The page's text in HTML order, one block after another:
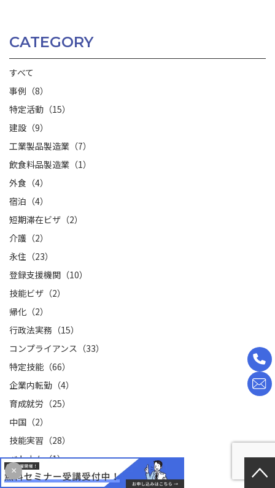
CATEGORY
すべて
事例（8）
特定活動（15）
建設（9）
工業製品製造業（7）
飲食料品製造業（1）
外食（4）
宿泊（4）
短期滞在ビザ（2）
介護（2）
永住（23）
登録支援機関（10）
技能ビザ（2）
帰化（2）
行政法実務（15）
コンプライアンス（33）
特定技能（66）
企業内転勤（4）
育成就労（25）
中国（2）
技能実習（28）
ベトナム（1）
技術・人文知識・国際業務（40）
×